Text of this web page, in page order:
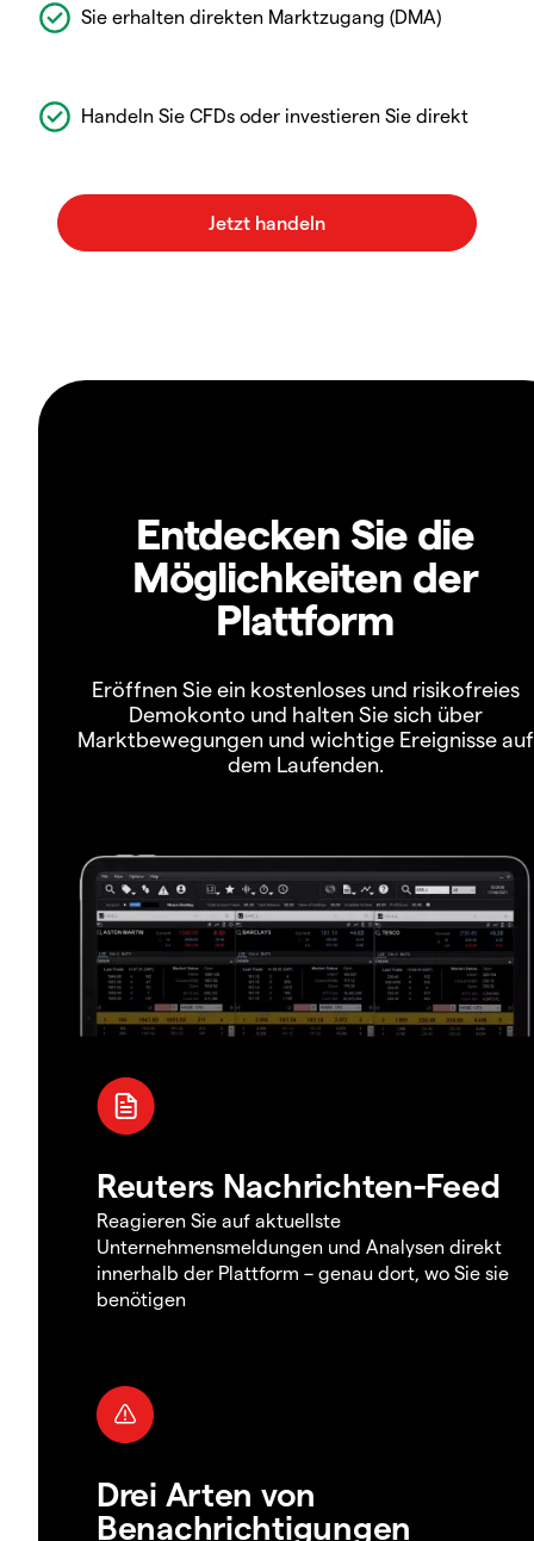
Sie erhalten direkten Marktzugang (DMA)
Handeln Sie CFDs oder investieren Sie direkt
Entdecken Sie die
Möglichkeiten der
Plattform
Eröffnen Sie ein kostenloses und risikofreies
Demokonto und halten Sie sich über
Marktbewegungen und wichtige Ereignisse auf
dem Laufenden.
Reuters Nachrichten-Feed
Reagieren Sie auf aktuellste
Unternehmensmeldungen und Analysen direkt
innerhalb der Plattform – genau dort, wo Sie sie
benötigen
Drei Arten von
Benachrichtigungen